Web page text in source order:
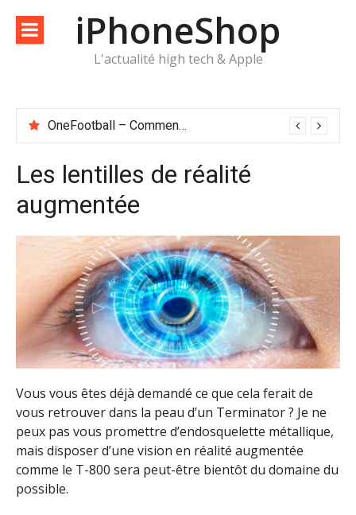
contenu
iPhoneShop
L'actualité high tech & Apple
OneFootball – Comment suivre le foot sur un iPhone
Les lentilles de réalité
augmentée
Vous vous êtes déjà demandé ce que cela ferait de
vous retrouver dans la peau d’un Terminator ? Je ne
peux pas vous promettre d’endosquelette métallique,
mais disposer d’une vision en réalité augmentée
comme le T-800 sera peut-être bientôt du domaine du
possible.